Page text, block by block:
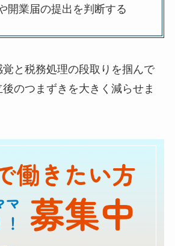
開業届の提出を判断する
と税務処理の段取りを掴んで
のつまずきを大きく減らせま